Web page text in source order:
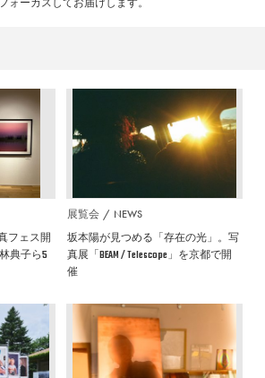
ォーカスしてお届けします。
フェス開
典子ら5
展覧会 NEWS
坂本陽が見つめる「存在の光」。写
真展「BEAM / Telescope」を京都で開
催